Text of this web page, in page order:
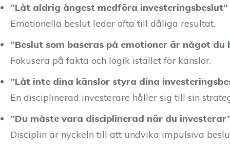
”Låt aldrig ångest medföra investeringsbeslut”
Emotionella beslut leder ofta till dåliga resultat.
”Beslut som baseras på emotioner är något du
Fokusera på fakta och logik istället för känslor.
”Låt inte dina känslor styra dina
En disciplinerad investerare håller sig till sin
”Du måste vara disciplinerad när du
Disciplin är nyckeln till att undvika impulsiva